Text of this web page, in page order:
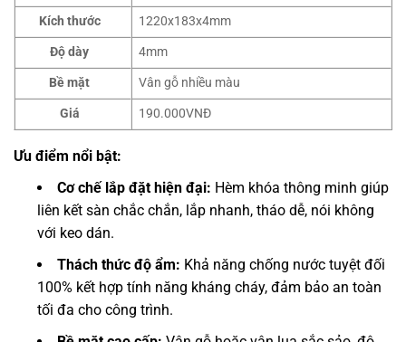
Kích thước
1220x183x4mm
Độ dày
4mm
Bề mặt
Vân gỗ nhiều màu
Giá
190.000VNĐ
Ưu điểm nổi bật:
Cơ chế lắp đặt hiện đại: Hèm khóa thông minh giúp
liên kết sàn chắc chắn, lắp nhanh, tháo dễ, nói không
với keo dán.
Thách thức độ ẩm: Khả năng chống nước tuyệt đối
100% kết hợp tính năng kháng cháy, đảm bảo an toàn
tối đa cho công trình.